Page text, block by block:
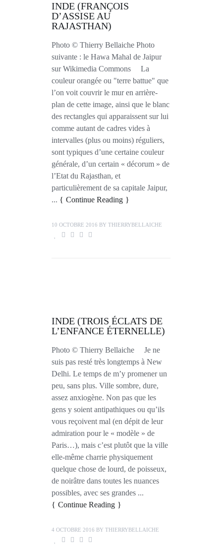
INDE (FRANÇOIS
D’ASSISE AU
RAJASTHAN)
Photo © Thierry Bellaiche Photo
suivante : le Hawa Mahal de Jaipur
sur Wikimedia Commons La
couleur orangée ou "terre battue" que
l’on voit couvrir le mur en arrière-
plan de cette image, ainsi que le blanc
des rectangles qui apparaissent sur lui
comme autant de cadres vides à
intervalles (plus ou moins) réguliers,
sont typiques d’une certaine couleur
générale, d’un certain « décorum » de
l’Etat du Rajasthan, et
particulièrement de sa capitale Jaipur,
...
Continue Reading
10 OCTOBRE 2016 BY THIERRYBELLAICHE
INDE (TROIS ÉCLATS DE
L’ENFANCE ÉTERNELLE)
Photo © Thierry Bellaiche Je ne
suis pas resté très longtemps à New
Delhi. Le temps de m’y promener un
peu, sans plus. Ville sombre, dure,
assez anxiogène. Non pas que les
gens y soient antipathiques ou qu’ils
vous reçoivent mal (en dépit de leur
admiration pour le « modèle » de
Paris…), mais c’est plutôt que la ville
elle-même charrie physiquement
quelque chose de lourd, de poisseux,
de noirâtre dans toutes les nuances
possibles, avec ses grandes ...
Continue Reading
4 OCTOBRE 2016 BY THIERRYBELLAICHE